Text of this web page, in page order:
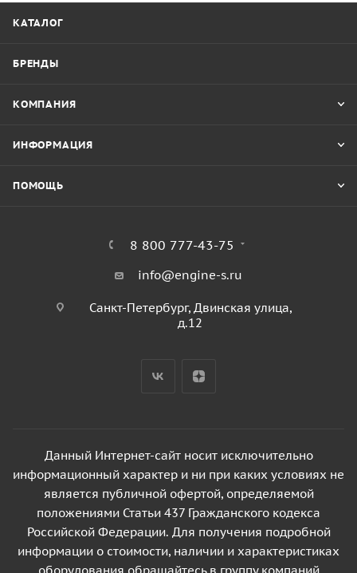
КАТАЛОГ
БРЕНДЫ
КОМПАНИЯ
ИНФОРМАЦИЯ
ПОМОЩЬ
8 800 777-43-75
info@engine-s.ru
Санкт-Петербург, Двинская улица,
д.12
Данный Интернет-сайт носит исключительно
информационный характер и ни при каких условиях не
является публичной офертой, определяемой
положениями Статьи 437 Гражданского кодекса
Российской Федерации. Для получения подробной
информации о стоимости, наличии и характеристиках